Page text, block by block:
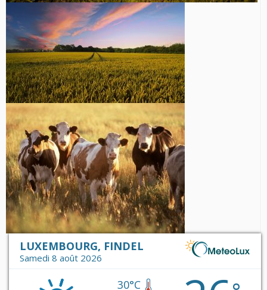
LUXEMBOURG, FINDEL
Samedi 8 août 2026
30°C